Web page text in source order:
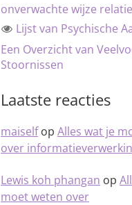
onverwachte wijze relatie
Lijst van Psychische
Een Overzicht van
Stoornissen
Laatste reacties
maiselfop Alles wat je
over
Lewis koh phangan op
moet weten over